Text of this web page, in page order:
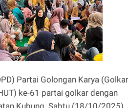
Partai Golongan Karya
ke-61 partai golkar dengan
Kubung. Sabtu (18/10/2025).